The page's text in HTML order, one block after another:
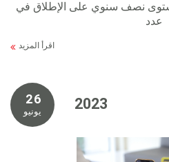
نصف سنوي على الإطلاق في
عدد
اقرأ المزيد
2 6
يونيو 2 0 2 3